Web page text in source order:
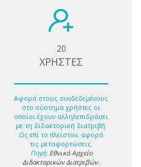
20
ΧΡΗΣΤΕΣ
Αφορά στους συνδεδεμένους
στο σύστημα χρήστες οι
οποίοι έχουν αλληλεπιδράσει
με τη διδακτορική διατριβή.
Ως επί το πλείστον, αφορά
τις μεταφορτώσεις.
Πηγή: Εθνικό Αρχείο
Διδακτορικών Διατριβών.